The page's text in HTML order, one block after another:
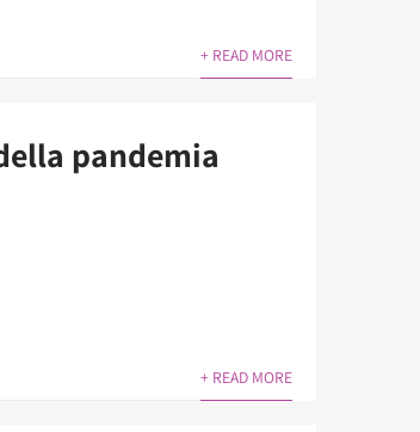
+ READ MORE
pandemia
+ READ MORE